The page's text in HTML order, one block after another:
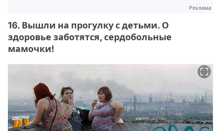
Реклама
16. Вышли на прогулку с детьми. О
здоровье заботятся, сердобольные
мамочки!